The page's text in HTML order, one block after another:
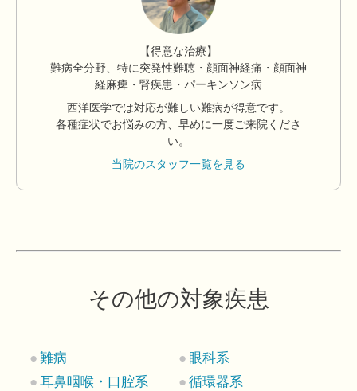
【得意な治療】
難病全分野、特に突発性難聴・顔面神経痛・顔面神
経麻痺・腎疾患・パーキンソン病
西洋医学では対応が難しい難病が得意です。
各種症状でお悩みの方、早めに一度ご来院くださ
い。
当院のスタッフ一覧を見る
その他の対象疾患
難病
眼科系
耳鼻咽喉・口腔系
循環器系